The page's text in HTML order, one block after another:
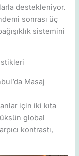
destekleniyor.
sonrası üç
sistemini
Masaj
için iki kıta
global
kontrastı,